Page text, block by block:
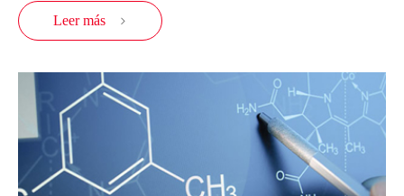
Leer más 